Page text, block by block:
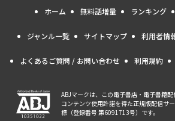
ホーム 無料話増量 ランキング
ジャンル一覧 サイトマップ 利用者情
よくあるご質問 / お問い合わせ 利用規約
ABJマークは、この電子書店・電子書籍
コンテンツ使用許諾を得た正規版配信サ
標（登録番号 第6091713号）です。